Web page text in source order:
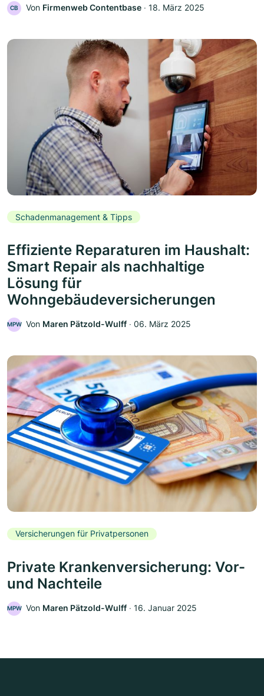
CB Von Firmenweb Contentbase ‧ 18. März 2025
Schadenmanagement & Tipps
Effiziente Reparaturen im Haushalt:
Smart Repair als nachhaltige
Lösung für
Wohngebäudeversicherungen
MPW Von Maren Pätzold-Wulff ‧ 06. März 2025
Versicherungen für Privatpersonen
Private Krankenversicherung: Vor-
und Nachteile
MPW Von Maren Pätzold-Wulff ‧ 16. Januar 2025